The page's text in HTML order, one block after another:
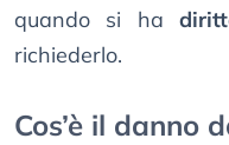
quando si ha
richiederlo.
Cos’è il danno